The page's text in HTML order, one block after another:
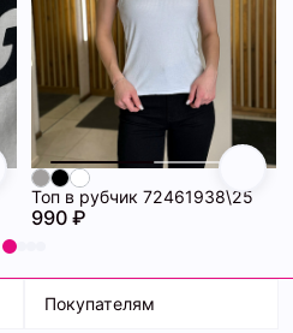
Топ в рубчик 72461938\25
990 ₽
Покупателям